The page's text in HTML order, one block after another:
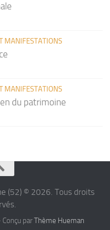
MANIFESTATIONS
MANIFESTATIONS
du patrimoine
(52) © 2026. Tous droits
parThème Hueman